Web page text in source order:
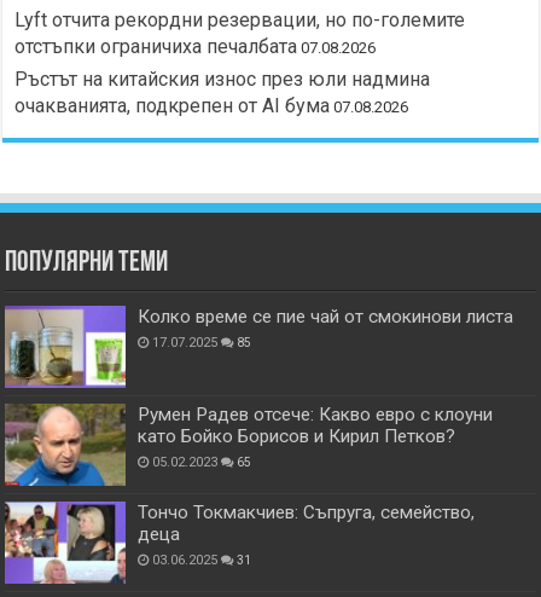
Lyft отчита рекордни резервации, но по-големите
отстъпки ограничиха печалбата 07.08.2026
Ръстът на китайския износ през юли надмина
очакванията, подкрепен от AI бума 07.08.2026
Популярни теми
Колко време се пие чай от смокинови листа
17.07.2025 85
Румен Радев отсече: Какво евро с клоуни
като Бойко Борисов и Кирил Петков?
05.02.2023 65
Тончо Токмакчиев: Съпруга, семейство,
деца
03.06.2025 31